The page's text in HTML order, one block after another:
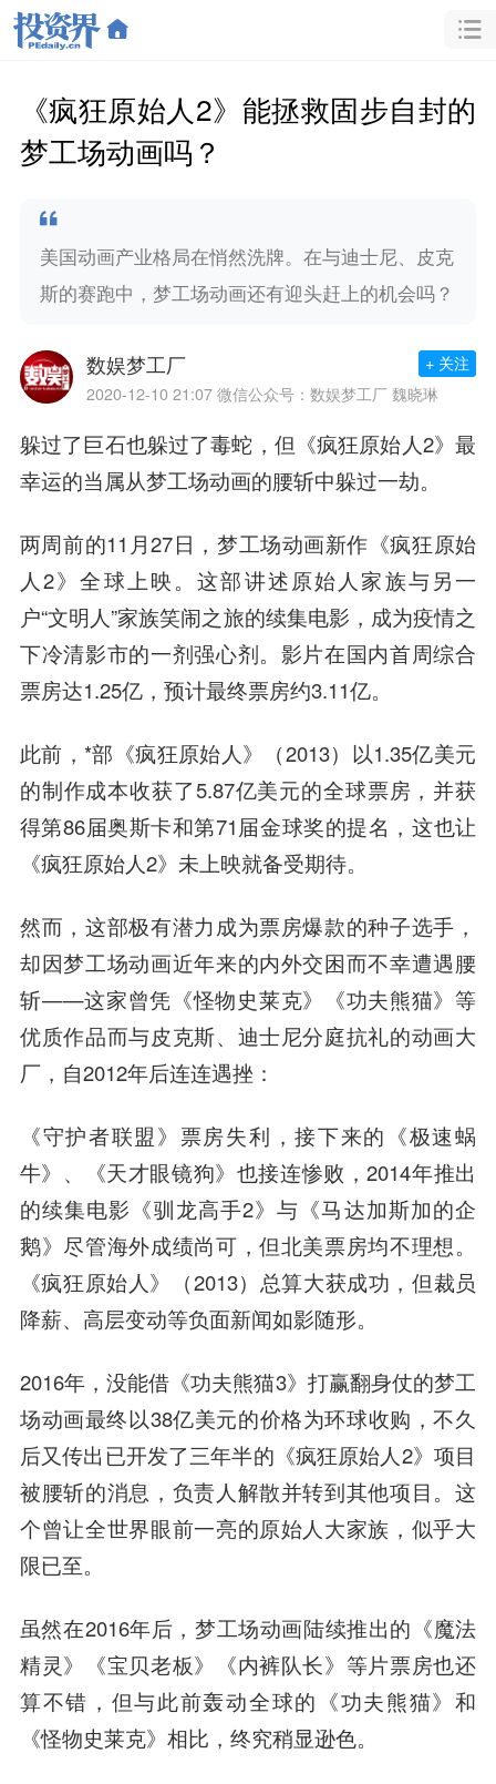
《疯狂原始人2》能拯救固步自封的
梦工场动画吗？
美国动画产业格局在悄然洗牌。在与迪士尼、皮克
斯的赛跑中，梦工场动画还有迎头赶上的机会吗？
数娱梦工厂
2020-12-10 21:07 微信公众号：数娱梦工厂 魏晓琳
+ 关注
躲过了巨石也躲过了毒蛇，但《疯狂原始人2》最
幸运的当属从梦工场动画的腰斩中躲过一劫。
两周前的11月27日，梦工场动画新作《疯狂原始
人2》全球上映。这部讲述原始人家族与另一
户“文明人”家族笑闹之旅的续集电影，成为疫情之
下冷清影市的一剂强心剂。影片在国内首周综合
票房达1.25亿，预计最终票房约3.11亿。
此前，*部《疯狂原始人》（2013）以1.35亿美元
的制作成本收获了5.87亿美元的全球票房，并获
得第86届奥斯卡和第71届金球奖的提名，这也让
《疯狂原始人2》未上映就备受期待。
然而，这部极有潜力成为票房爆款的种子选手，
却因梦工场动画近年来的内外交困而不幸遭遇腰
斩——这家曾凭《怪物史莱克》《功夫熊猫》等
优质作品而与皮克斯、 迪士尼分庭抗礼的动画大
厂，自2012年后连连遇挫：
《守护者联盟》票房失利，接下来的《极速蜗
牛》、《天才眼镜狗》也接连惨败，2014年推出
的续集电影《驯龙高手2》与《马达加斯加的企
鹅》尽管海外成绩尚可，但北美票房均不理想。
《疯狂原始人》（2013）总算大获成功，但裁员
降薪、高层变动等负面新闻如影随形。
2016年，没能借《功夫熊猫3》打赢翻身仗的梦工
场动画最终以38亿美元的价格为环球收购，不久
后又传出已开发了三年半的《疯狂原始人2》项目
被腰斩的消息，负责人解散并转到其他项目。这
个曾让全世界眼前一亮的原始人大家族，似乎大
限已至。
虽然在2016年后，梦工场动画陆续推出的《魔法
精灵》《宝贝老板》《内裤队长》等片票房也还
算不错，但与此前轰动全球的《功夫熊猫》和
《怪物史莱克》相比，终究稍显逊色。